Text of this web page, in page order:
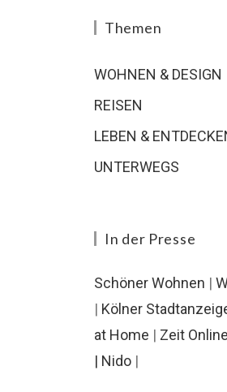
Themen
WOHNEN & DESIGN
REISEN
LEBEN &
UNTERWEGS
In der Presse
Schöner Wohnen |
| Kölner
at Home | Zeit Online
| Nido |